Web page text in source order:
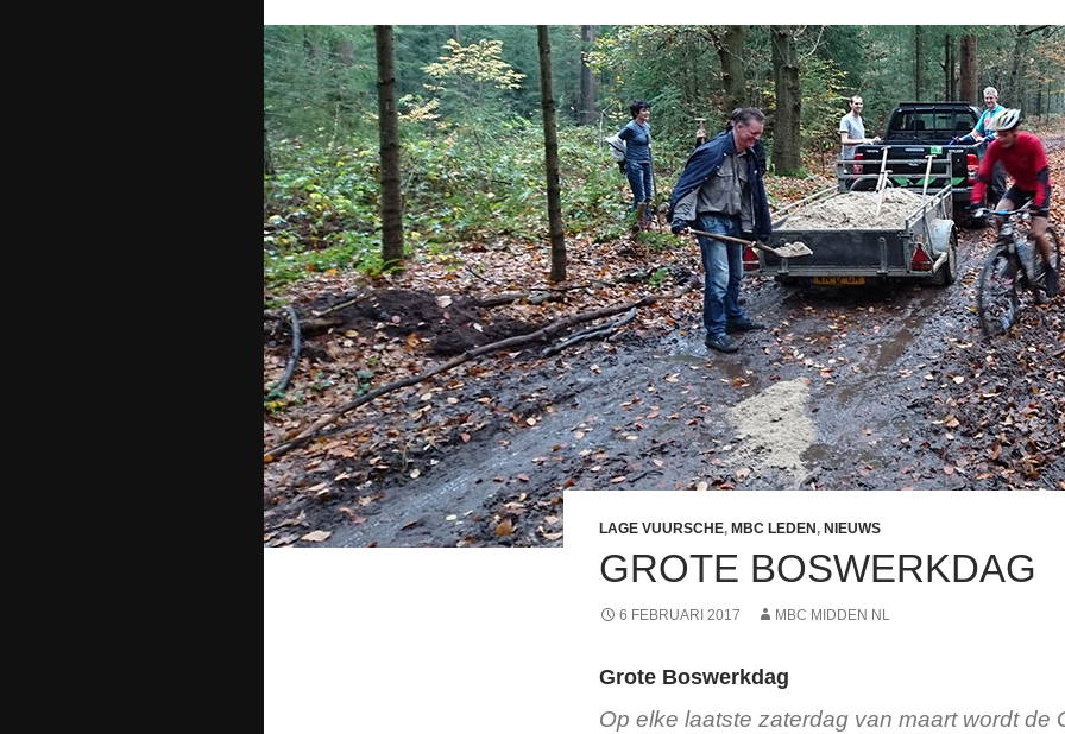
LAGE VUURSCHE, MBC LEDEN , NIEUWS
GROTE BOSWERKDAG
6 FEBRUARI 2017 MBC MIDDEN NL
Grote Boswerkdag
Op elke laatste zaterdag van maart wordt de